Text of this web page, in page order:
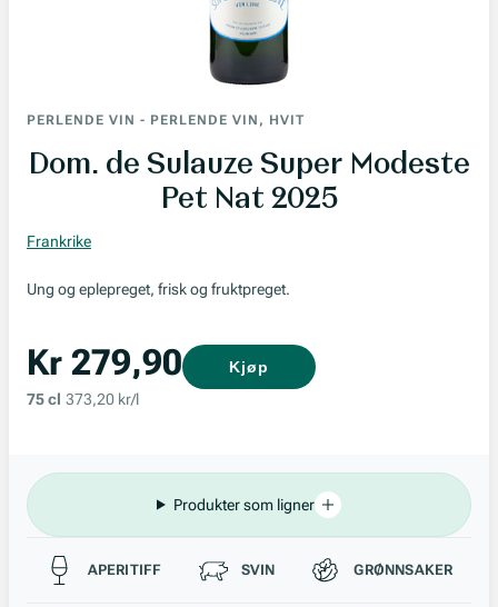
PERLENDE VIN - PERLENDE VIN, HVIT
Dom. de Sulauze Super Modeste
Pet Nat 2025
Frankrike
Ung og eplepreget, frisk og fruktpreget.
Kr 279,90
75 cl 373,20 kr/l
Kjøp
Produkter som ligner
Passer til
APERITIFF SVIN GRØNNSAKER